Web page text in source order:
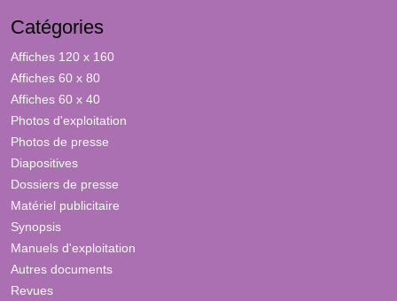
Catégories
Affiches 120 x 160
Affiches 60 x 80
Affiches 60 x 40
Photos d'exploitation
Photos de presse
Diapositives
Dossiers de presse
Matériel publicitaire
Synopsis
Manuels d'exploitation
Autres documents
Revues